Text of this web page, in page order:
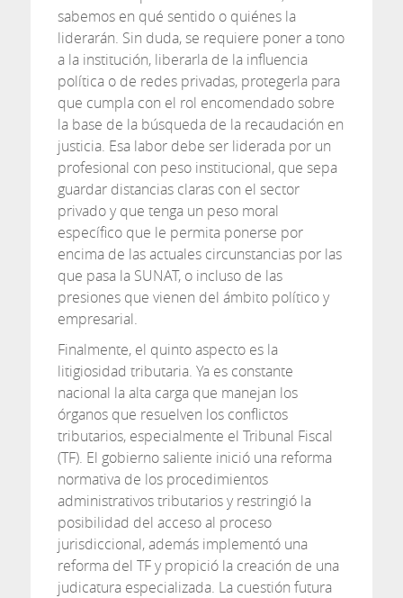
sabemos en qué sentido o quiénes la
liderarán. Sin duda, se requiere poner a tono
a la institución, liberarla de la influencia
política o de redes privadas, protegerla para
que cumpla con el rol encomendado sobre
la base de la búsqueda de la recaudación en
justicia. Esa labor debe ser liderada por un
profesional con peso institucional, que sepa
guardar distancias claras con el sector
privado y que tenga un peso moral
específico que le permita ponerse por
encima de las actuales circunstancias por las
que pasa la SUNAT, o incluso de las
presiones que vienen del ámbito político y
empresarial.
Finalmente, el quinto aspecto es la
litigiosidad tributaria. Ya es constante
nacional la alta carga que manejan los
órganos que resuelven los conflictos
tributarios, especialmente el Tribunal Fiscal
(TF). El gobierno saliente inició una reforma
normativa de los procedimientos
administrativos tributarios y restringió la
posibilidad del acceso al proceso
jurisdiccional, además implementó una
reforma del TF y propició la creación de una
judicatura especializada. La cuestión futura